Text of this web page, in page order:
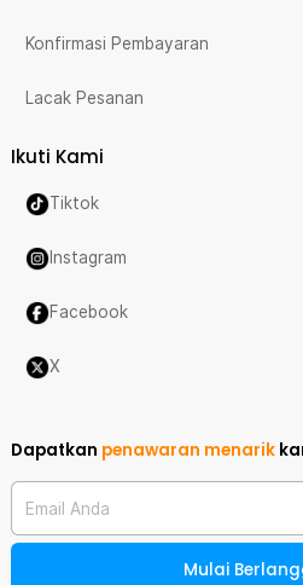
Konfirmasi Pembayaran
Lacak Pesanan
Ikuti Kami
Tiktok
Instagram
Facebook
X
Dapatkan penawaran menarik
Email Anda
Mulai